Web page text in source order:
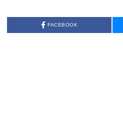
FACEBOOK